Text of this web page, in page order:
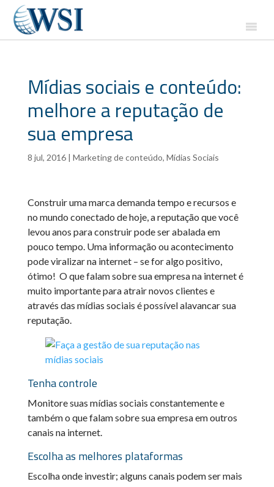
Mídias sociais e conteúdo:
melhore a reputação de
sua empresa
8 jul, 2016| Marketing de conteúdo, Mídias Sociais
Construir uma marca demanda tempo e recursos e
no mundo conectado de hoje, a reputação que você
levou anos para construir pode ser abalada em
pouco tempo. Uma informação ou acontecimento
pode viralizar na internet – se for algo positivo,
ótimo! O que falam sobre sua empresa na internet é
muito importante para atrair novos clientes e
através das mídias sociais é possível alavancar sua
reputação.
Tenha controle
Monitore suas mídias sociais constantemente e
também o que falam sobre sua empresa em outros
canais na internet.
Escolha as melhores plataformas
Escolha onde investir; alguns canais podem ser mais